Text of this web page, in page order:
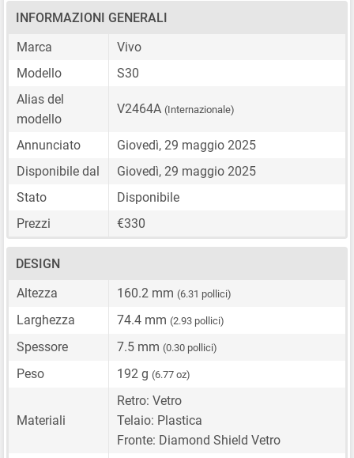
INFORMAZIONI GENERALI
Marca
Vivo
Modello
S30
Alias del
modello
V2464A (Internazionale)
Annunciato
Giovedì, 29 maggio 2025
Disponibile dal
Giovedì, 29 maggio 2025
Stato
Disponibile
Prezzi
€330
DESIGN
Altezza
160.2 mm (6.31 pollici)
Larghezza 74.4 mm (2.93 pollici)
Spessore 7.5 mm (0.30 pollici)
Peso 192 g (6.77 oz)
Materiali
Retro: Vetro
Telaio: Plastica
Fronte: Diamond Shield Vetro